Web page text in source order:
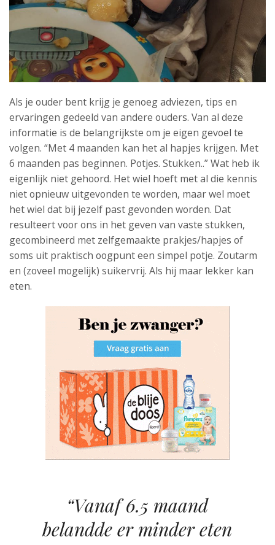
Als je ouder bent krijg je genoeg adviezen, tips en
ervaringen gedeeld van andere ouders. Van al deze
informatie is de belangrijkste om je eigen gevoel te
volgen. “Met 4 maanden kan het al hapjes krijgen. Met
6 maanden pas beginnen. Potjes. Stukken..” Wat heb ik
eigenlijk niet gehoord. Het wiel hoeft met al die kennis
niet opnieuw uitgevonden te worden, maar wel moet
het wiel dat bij jezelf past gevonden worden. Dat
resulteert voor ons in het geven van vaste stukken,
gecombineerd met zelfgemaakte prakjes/hapjes of
soms uit praktisch oogpunt een simpel potje. Zoutarm
en (zoveel mogelijk) suikervrij. Als hij maar lekker kan
eten.
“Vanaf 6.5 maand
belandde er minder eten